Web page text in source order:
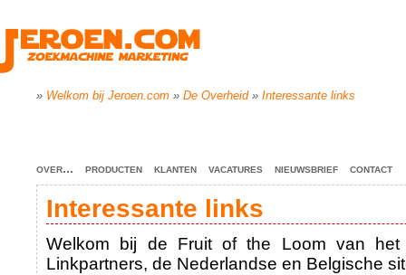
over... producten klanten vacatures nieuwsbrief contact
Interessante links
Welkom bij de Fruit of the Loom van het
Linkpartners, de Nederlandse en Belgische
» Welkom bij Jeroen.com » De Overheid » Interessante links